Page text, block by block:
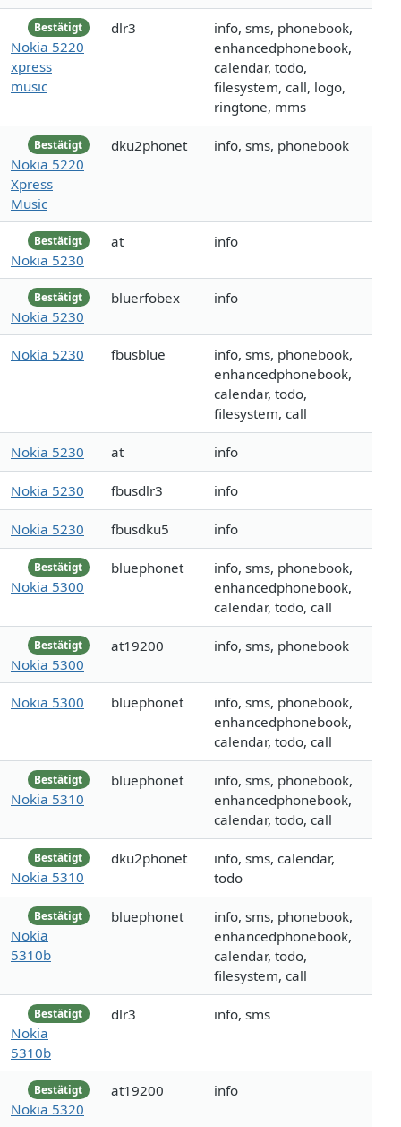
Bestätigt
Nokia 5220
xpress
music
dlr3
info, sms, phonebook,
enhancedphonebook,
calendar, todo,
filesystem, call, logo,
ringtone, mms
Bestätigt
Nokia 5220
Xpress
Music
dku2phonet info, sms, phonebook
Bestätigt
Nokia 5230
at info
Bestätigt
Nokia 5230
bluerfobex info
Nokia 5230 fbusblue
info, sms, phonebook,
enhancedphonebook,
calendar, todo,
filesystem, call
Nokia 5230 at info
Nokia 5230 fbusdlr3 info
Nokia 5230 fbusdku5 info
Bestätigt
Nokia 5300
bluephonet
info, sms, phonebook,
enhancedphonebook,
calendar, todo, call
Bestätigt
Nokia 5300
at19200 info, sms, phonebook
Nokia 5300 bluephonet
info, sms, phonebook,
enhancedphonebook,
calendar, todo, call
Bestätigt
Nokia 5310
bluephonet
info, sms, phonebook,
enhancedphonebook,
calendar, todo, call
Bestätigt
Nokia 5310
dku2phonet
info, sms, calendar,
todo
Bestätigt
Nokia
5310b
bluephonet
info, sms, phonebook,
enhancedphonebook,
calendar, todo,
filesystem, call
Bestätigt
Nokia
5310b
dlr3 info, sms
Bestätigt
Nokia 5320
at19200 info